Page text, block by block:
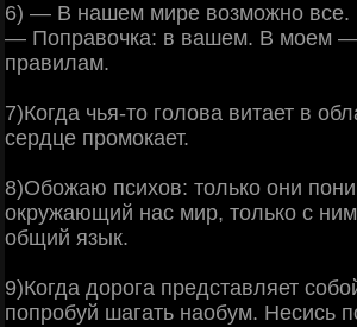
6) — В нашем мире возможно все.
— Поправочка: в вашем. В моем
правилам.
7)Когда чья-то голова витает в
сердце промокает.
8)Обожаю психов: только они
окружающий нас мир, только с
общий язык.
9)Когда дорога представляет
попробуй шагать наобум. Несись